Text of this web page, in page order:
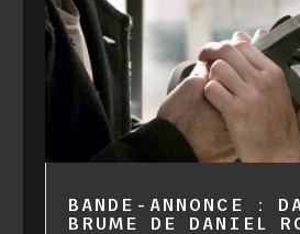
BANDE-ANNONCE :
BRUME DE DANIEL